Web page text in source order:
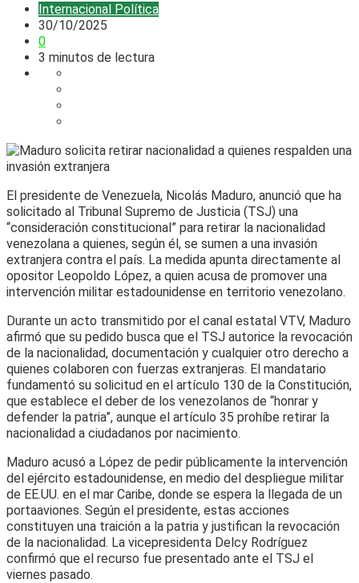
Internacional Política
30/10/2025
0
3 minutos de lectura
El presidente de Venezuela, Nicolás Maduro, anunció que ha
solicitado al Tribunal Supremo de Justicia (TSJ) una
“consideración constitucional” para retirar la nacionalidad
venezolana a quienes, según él, se sumen a una invasión
extranjera contra el país. La medida apunta directamente al
opositor Leopoldo López, a quien acusa de promover una
intervención militar estadounidense en territorio venezolano.
Durante un acto transmitido por el canal estatal VTV, Maduro
afirmó que su pedido busca que el TSJ autorice la revocación
de la nacionalidad, documentación y cualquier otro derecho a
quienes colaboren con fuerzas extranjeras. El mandatario
fundamentó su solicitud en el artículo 130 de la Constitución,
que establece el deber de los venezolanos de “honrar y
defender la patria”, aunque el artículo 35 prohíbe retirar la
nacionalidad a ciudadanos por nacimiento.
Maduro acusó a López de pedir públicamente la intervención
del ejército estadounidense, en medio del despliegue militar
de EE.UU. en el mar Caribe, donde se espera la llegada de un
portaaviones. Según el presidente, estas acciones
constituyen una traición a la patria y justifican la revocación
de la nacionalidad. La vicepresidenta Delcy Rodríguez
confirmó que el recurso fue presentado ante el TSJ el
viernes pasado.